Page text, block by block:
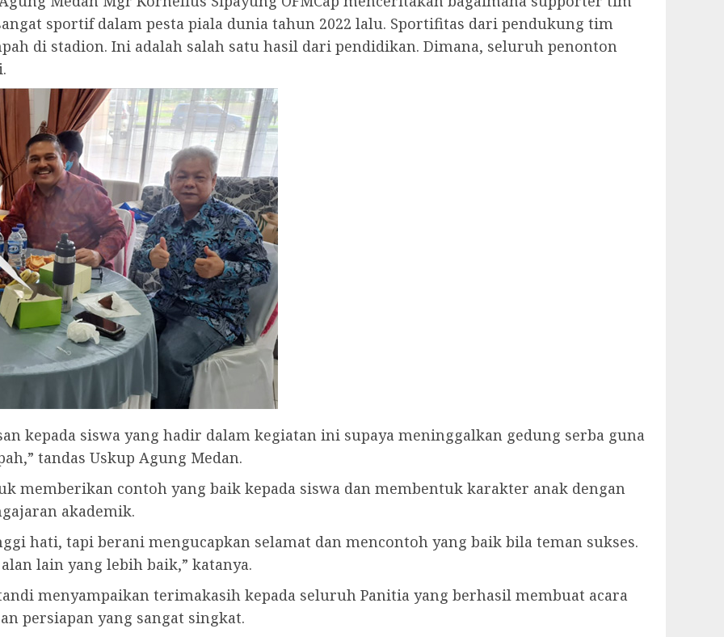
sportif dalam pesta piala dunia tahun 2022 lalu. Sportifitas dari pendukung tim
di stadion. Ini adalah salah satu hasil dari pendidikan. Dimana, seluruh penonton
kepada siswa yang hadir dalam kegiatan ini supaya meninggalkan gedung serba guna
tandas Uskup Agung Medan.
memberikan contoh yang baik kepada siswa dan membentuk karakter anak dengan
akademik.
hati, tapi berani mengucapkan selamat dan mencontoh yang baik bila teman sukses.
lain yang lebih baik,” katanya.
menyampaikan terimakasih kepada seluruh Panitia yang berhasil membuat acara
persiapan yang sangat singkat.